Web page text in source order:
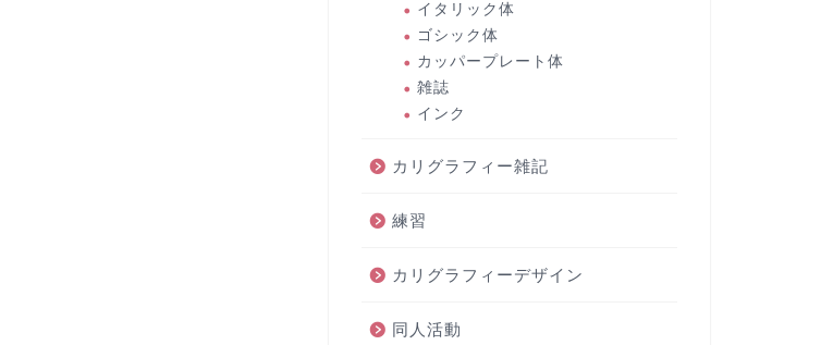
イタリック体
ゴシック体
カッパープレート体
雑誌
インク
カリグラフィー雑記
練習
カリグラフィーデザイン
同人活動